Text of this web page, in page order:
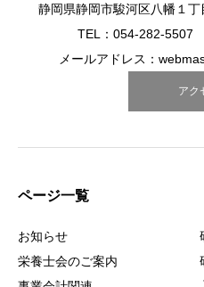
静岡県静岡市駿河区八幡１
TEL：054-282-5507
メールアドレス：
アク
ページ一覧
お知らせ
栄養士会のご案内